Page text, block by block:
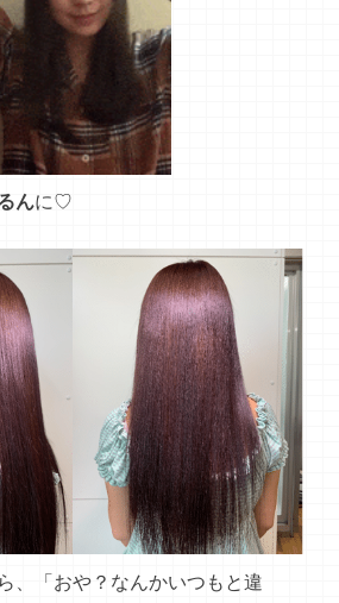
、「おや？なんかいつもと違
を覚えています♡
の髪を知っている同僚からも『毎
るの！？』『どこのトリートメン
の毎日を送っています。